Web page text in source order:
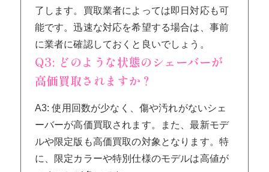
了します。買取業者によっては即日対応も可
能です。迅速な対応を希望する場合は、事前
に業者に確認しておくと良いでしょう。
Q3: どのような状態のシェーバーが
高価買取されますか？
A3: 使用回数が少なく、傷や汚れがないシェ
ーバーが高価買取されます。また、最新モデ
ルや限定版も高価買取の対象となります。特
に、限定カラーや特別仕様のモデルは高値が